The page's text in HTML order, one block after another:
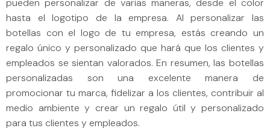
hasta el logotipo de la empresa. Al personalizar las
botellas con el logo de tu empresa, estás creando un
regalo único y personalizado que hará que los clientes y
empleados se sientan valorados. En resumen, las botellas
personalizadas son una excelente manera de
promocionar tu marca, fidelizar a los clientes, contribuir al
medio ambiente y crear un regalo útil y personalizado
para tus clientes y empleados.